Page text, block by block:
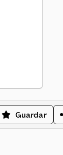
Guardar